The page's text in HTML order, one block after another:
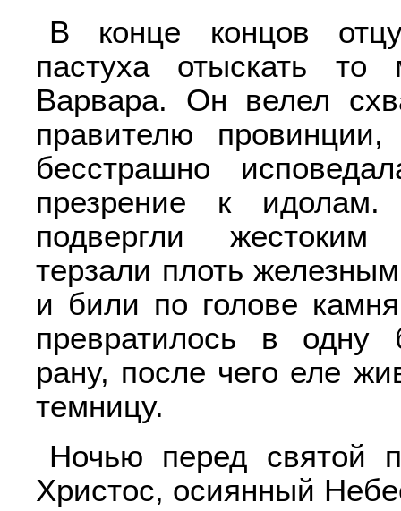
В конце концов
пастуха отыскать то
Варвара. Он велел
правителю
бесстрашно
презрение к
подвергли
терзали плоть
и били по голове
превратилось в одну
рану, после чего еле
темницу.
Ночью перед святой
Христос, осиянный